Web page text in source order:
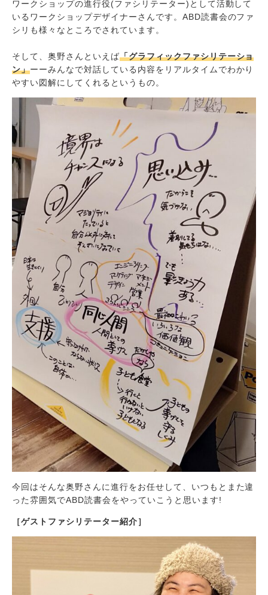
ワークショップの進行役(ファシリテーター)として活動して
いるワークショップデザイナーさんです。ABD読書会のファ
シリも様々なところでされています。
そして、奥野さんといえば「グラフィックファシリテーショ
ン」ーーみんなで対話している内容をリアルタイムでわかり
やすい図解にしてくれるというもの。
今回はそんな奥野さんに進行をお任せして、いつもとまた違
った雰囲気でABD読書会をやっていこうと思います!
［ゲストファシリテーター紹介］